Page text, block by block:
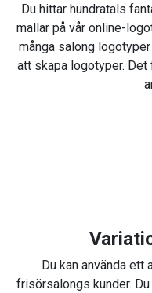
Du hittar hundratals
mallar på vår online-
många salong
att skapa logotyper.
Du kan använda
frisörsalongs kunder.